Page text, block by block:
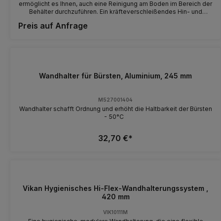
ermöglicht es Ihnen, auch eine Reinigung am Boden im Bereich der
Behälter durchzuführen. Ein kräfteverschleißendes Hin- und
auf. Zur Verwendung für Dosieranlagen und Reinigungsstationen.
Preis auf Anfrage
Wandhalter für Bürsten, Aluminium, 245 mm
M527001404
Wandhalter schafft Ordnung und erhöht die Haltbarkeit der Bürsten
32,70 €*
Vikan Hygienisches Hi-Flex-Wandhalterungssystem ,
420 mm
VIK10111M